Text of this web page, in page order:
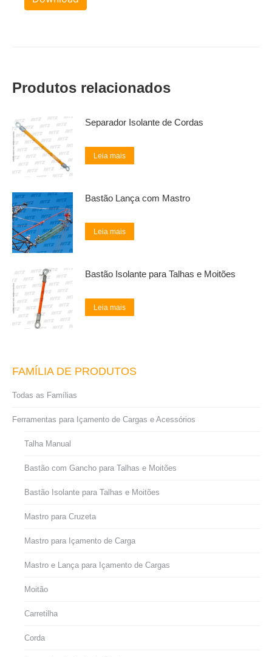
Produtos relacionados
Separador Isolante de Cordas
Leia mais
Bastão Lança com Mastro
Leia mais
Bastão Isolante para Talhas e Moitões
Leia mais
FAMÍLIA DE PRODUTOS
Todas as Famílias
Ferramentas para Içamento de Cargas e Acessórios
Talha Manual
Bastão com Gancho para Talhas e Moitões
Bastão Isolante para Talhas e Moitões
Mastro para Cruzeta
Mastro para Içamento de Carga
Mastro e Lança para Içamento de Cargas
Moitão
Carretilha
Corda